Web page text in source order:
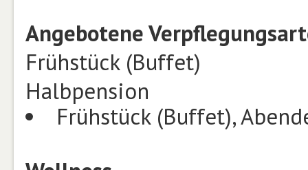
Angebotene
Frühstück (Buffet)
Halbpension
Frühstück (Buffet),